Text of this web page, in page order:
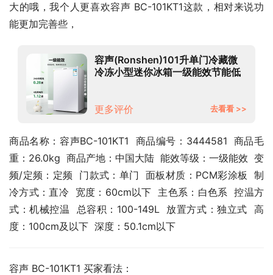
大的哦，我个人更喜欢容声 BC-101KT1这款，相对来说功
能更加完善些，
容声(Ronshen)101升单门冷藏微
冷冻小型迷你冰箱一级能效节能低
更多评价
去看看 >>
商品名称：容声BC-101KT1  商品编号：3444581  商品毛
重：26.0kg  商品产地：中国大陆  能效等级：一级能效  变
频/定频：定频  门款式：单门  面板材质：PCM彩涂板  制
冷方式：直冷  宽度：60cm以下  主色系：白色系  控温方
式：机械控温  总容积：100-149L  放置方式：独立式  高
度：100cm及以下  深度：50.1cm以下
容声 BC-101KT1 买家看法：